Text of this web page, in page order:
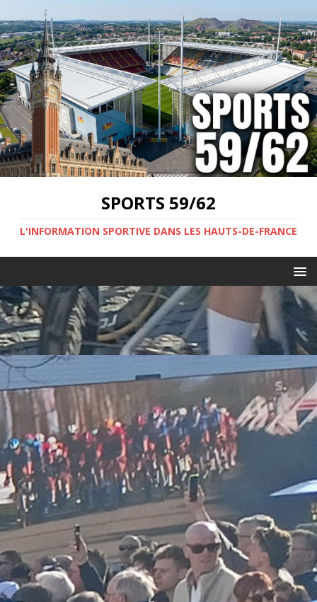
SPORTS 59/62
L'INFORMATION SPORTIVE DANS LES HAUTS-DE-FRANCE